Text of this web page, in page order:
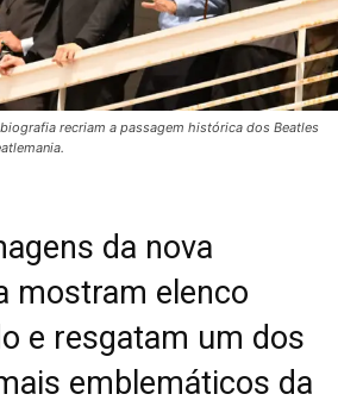
recriam a passagem histórica dos Beatles
da nova
mostram elenco
e resgatam um dos
emblemáticos da